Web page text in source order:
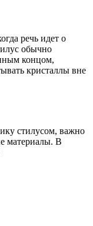
речь идет о
обычно
концом,
кристаллы вне
стилусом, важно
материалы. В